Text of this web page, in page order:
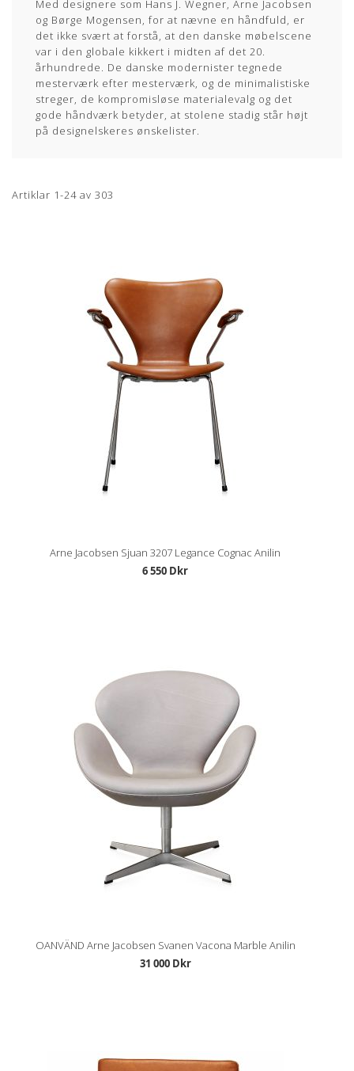
Med designere som Hans J. Wegner, Arne Jacobsen
og Børge Mogensen, for at nævne en håndfuld, er
det ikke svært at forstå, at den danske møbelscene
var i den globale kikkert i midten af det 20.
århundrede. De danske modernister tegnede
mesterværk efter mesterværk, og de minimalistiske
streger, de kompromisløse materialevalg og det
gode håndværk betyder, at stolene stadig står højt
på designelskeres ønskelister.
Artiklar 1-24 av 303
Arne Jacobsen Sjuan 3207 Legance Cognac Anilin
6 550 Dkr
OANVÄND Arne Jacobsen Svanen Vacona Marble Anilin
31 000 Dkr